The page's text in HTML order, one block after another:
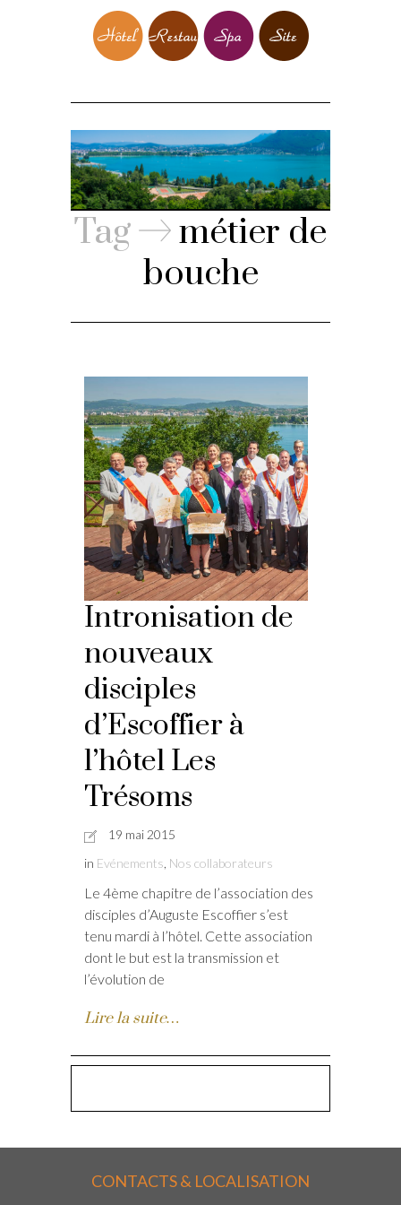
Tag
métier de
bouche
Intronisation de
nouveaux
disciples
d’Escoffier à
l’hôtel Les
Trésoms
19 mai 2015
in Evénements, Nos collaborateurs
Le 4ème chapitre de l’association des
disciples d’Auguste Escoffier s’est
tenu mardi à l’hôtel. Cette association
dont le but est la transmission et
l’évolution de
Lire la suite…
CONTACTS & LOCALISATION